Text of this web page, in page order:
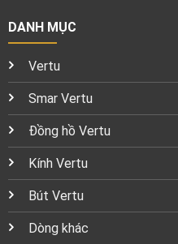
DANH MỤC
Vertu
Smar Vertu
Đồng hồ Vertu
Kính Vertu
Bút Vertu
Dòng khác